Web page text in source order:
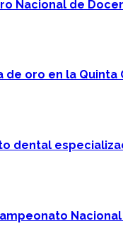
Nacional de
de oro en la
dental